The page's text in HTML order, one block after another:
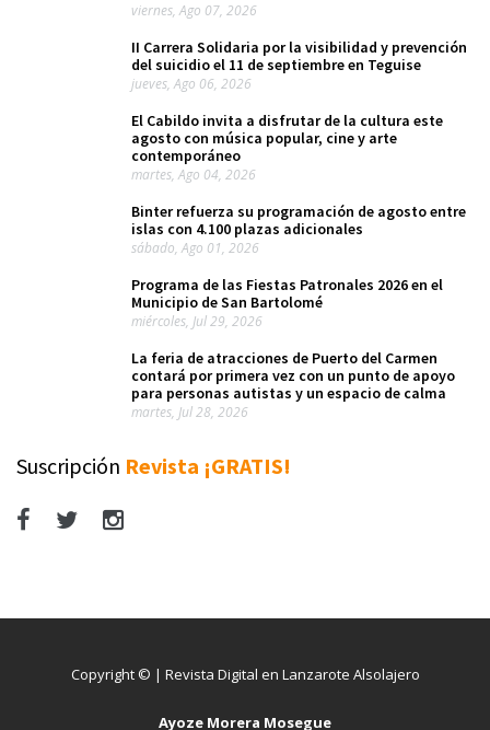
viernes, Ago 07, 2026
II Carrera Solidaria por la visibilidad y prevención
del suicidio el 11 de septiembre en Teguise
jueves, Ago 06, 2026
El Cabildo invita a disfrutar de la cultura este
agosto con música popular, cine y arte
contemporáneo
martes, Ago 04, 2026
Binter refuerza su programación de agosto entre
islas con 4.100 plazas adicionales
sábado, Ago 01, 2026
Programa de las Fiestas Patronales 2026 en el
Municipio de San Bartolomé
miércoles, Jul 29, 2026
La feria de atracciones de Puerto del Carmen
contará por primera vez con un punto de apoyo
para personas autistas y un espacio de calma
martes, Jul 28, 2026
Suscripción Revista ¡GRATIS!
Copyright © | Revista Digital en Lanzarote Alsolajero
Ayoze Morera Mosegue